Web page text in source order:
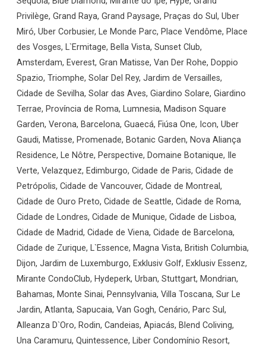
Privilège, Grand Raya, Grand Paysage, Praças do Sul, Uber
Miró, Uber Corbusier, Le Monde Parc, Place Vendôme, Place
des Vosges, L`Ermitage, Bella Vista, Sunset Club,
Amsterdam, Everest, Gran Matisse, Van Der Rohe, Doppio
Spazio, Triomphe, Solar Del Rey, Jardim de Versailles,
Cidade de Sevilha, Solar das Aves, Giardino Solare, Giardino
Terrae, Província de Roma, Lumnesia, Madison Square
Garden, Verona, Barcelona, Guaecá, Fiúsa One, Icon, Uber
Gaudi, Matisse, Promenade, Botanic Garden, Nova Aliança
Residence, Le Nôtre, Perspective, Domaine Botanique, Ile
Verte, Velazquez, Edimburgo, Cidade de Paris, Cidade de
Petrópolis, Cidade de Vancouver, Cidade de Montreal,
Cidade de Ouro Preto, Cidade de Seattle, Cidade de Roma,
Cidade de Londres, Cidade de Munique, Cidade de Lisboa,
Cidade de Madrid, Cidade de Viena, Cidade de Barcelona,
Cidade de Zurique, L`Essence, Magna Vista, British Columbia,
Dijon, Jardim de Luxemburgo, Exklusiv Golf, Exklusiv Essenz,
Mirante CondoClub, Hydeperk, Urban, Stuttgart, Mondrian,
Bahamas, Monte Sinai, Pennsylvania, Villa Toscana, Sur Le
Jardin, Atlanta, Sapucaia, Van Gogh, Cenário, Parc Sul,
Alleanza D`Oro, Rodin, Candeias, Apiacás, Blend Coliving,
Una Caramuru, Quintessence, Liber Condomínio Resort,